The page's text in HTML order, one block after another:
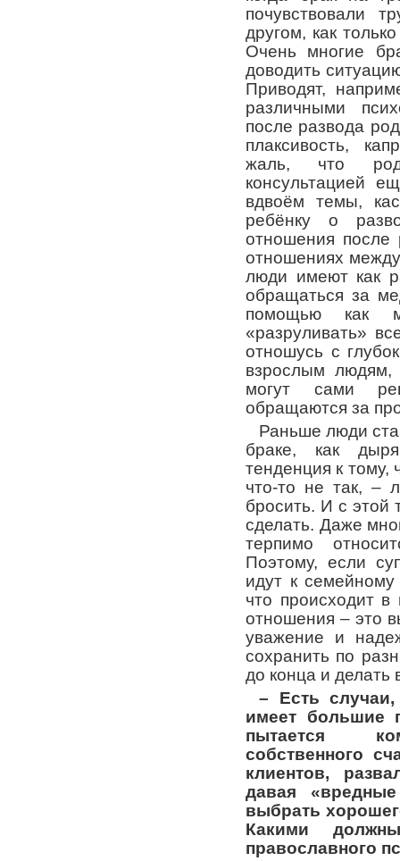
почувствовали
другом, как
Очень многие
доводить
Приводят,
различными
после развода
плаксивость,
жаль, что
консультацией
вдвоём темы,
ребёнку о
отношения после
отношениях
люди имеют как
обращаться за
помощью как
«разруливать»
отношусь с
взрослым людям,
могут сами
обращаются за
Раньше люди
браке, как
тенденция к тому,
что-то не так, –
бросить. И с
сделать. Даже
терпимо
Поэтому, если
идут к семейному
что происходит
отношения – это
уважение и
сохранить по
до конца и делать
– Есть
имеет большие
пытается
собственного
клиентов,
давая
выбрать
Какими
православного